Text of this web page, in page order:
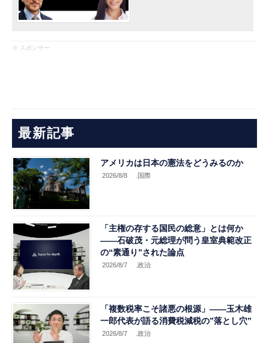
※ スポンサー
最新記事
アメリカは日本の憲法をどうみるのか
2026/8/8 .国際
「主権の存する国民の総意」とは何か
――石破茂・元総理が問う皇室典範改正
の“素通り”された論点
2026/8/7 .政治
「複数税率こそ諸悪の根源」――玉木雄
一郎代表が語る消費税減税の”落とし穴”
2026/8/7 .政治